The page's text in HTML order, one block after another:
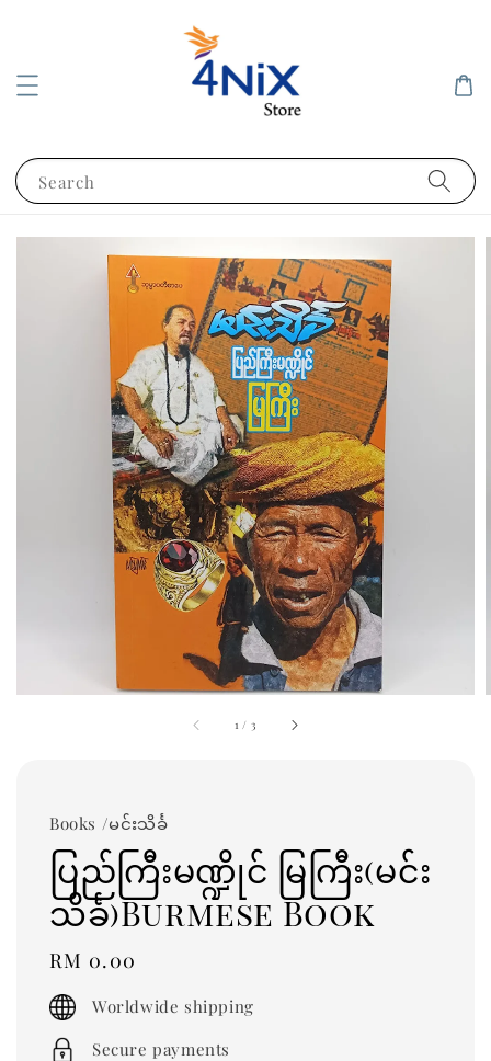
Search
1 / 3
Books /မင်းသိင်္ခ
ပြည်ကြီးမဏ္ဍိုင် မြကြီး(မင်း
သိင်္ခ)Burmese Book
Regular
price
RM 0.00
Worldwide shipping
Secure payments